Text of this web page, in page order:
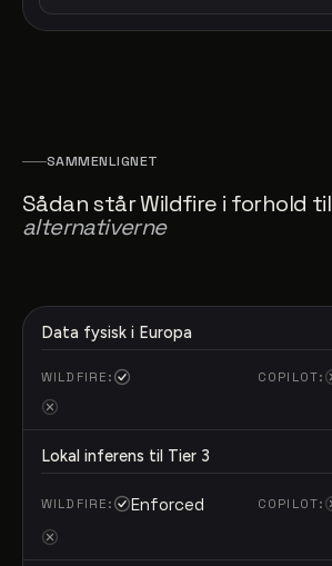
SAMMENLIGNET
Sådan står Wildfire i forhold til
alternativerne
Data fysisk i Europa
Lokal inferens til Tier 3
Enforced